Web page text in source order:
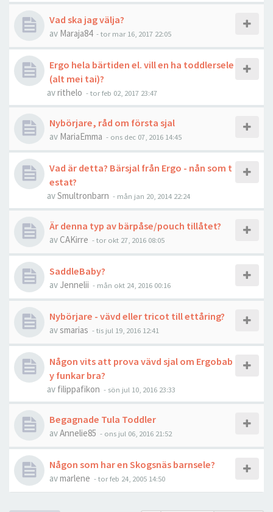
Vad ska jag välja?
av Maraja84 -tor mar 16, 2017 22:05
Ergo hela bärtiden el. vill en ha toddlersele
(alt mei tai)?
avrithelo -tor feb 02, 2017 23:47
Nybörjare, råd om första sjal
av MariaEmma - ons dec 07, 2016 14:45
Vad är detta? Bärsjal från Ergo - nån som t
estat?
avSmultronbarn - mån jan 20, 2014 22:24
Är denna typ av bärpåse/pouch tillåtet?
av CAKirre -tor okt 27, 2016 08:05
SaddleBaby?
av Jennelii - mån okt 24, 2016 00:16
Nybörjare - vävd eller tricot till ettåring?
avsmarias -tis jul 19, 2016 12:41
Någon vits att prova vävd sjal om Ergobab
y funkar bra?
av filippafikon - sön jul 10, 2016 23:33
Begagnade Tula Toddler
avAnnelie85 - ons jul 06, 2016 21:52
Någon som har en Skogsnäs barnsele?
avmarlene -tor feb 24, 2005 14:50